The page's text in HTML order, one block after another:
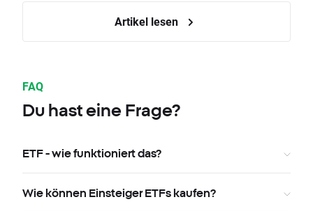
Artikel lesen
FAQ
Du hast eine Frage?
ETF - wie funktioniert das?
Wie können Einsteiger ETFs kaufen?